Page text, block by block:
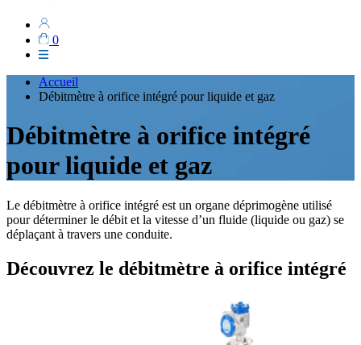
0
Accueil
Débitmètre à orifice intégré pour liquide et gaz
Débitmètre à orifice intégré
pour liquide et gaz
Le débitmètre à orifice intégré est un organe déprimogène utilisé
pour déterminer le débit et la vitesse d’un fluide (liquide ou gaz) se
déplaçant à travers une conduite.
Découvrez le débitmètre à orifice intégré